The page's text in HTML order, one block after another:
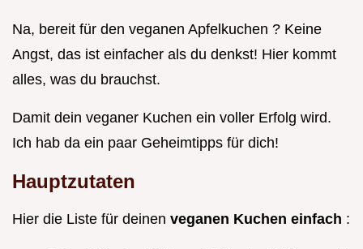
Na, bereit für den veganen Apfelkuchen ? Keine
Angst, das ist einfacher als du denkst! Hier kommt
alles, was du brauchst.
Damit dein veganer Kuchen ein voller Erfolg wird.
Ich hab da ein paar Geheimtipps für dich!
Hauptzutaten
Hier die Liste für deinen veganen Kuchen einfach :